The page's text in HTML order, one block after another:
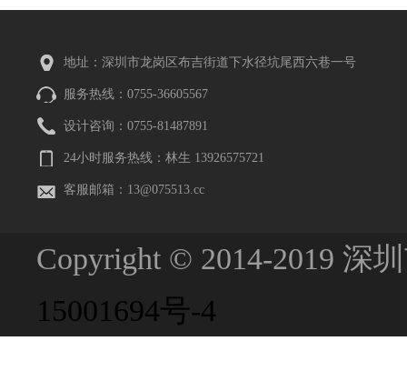
地址：深圳市龙岗区布吉街道下水径坑尾西六巷一号
服务热线：0755-36605567
设计咨询：0755-81487891
24小时服务热线：林生 13926575721
客服邮箱：13@075513.cc
Copyright © 2014-2019
15001694号-4